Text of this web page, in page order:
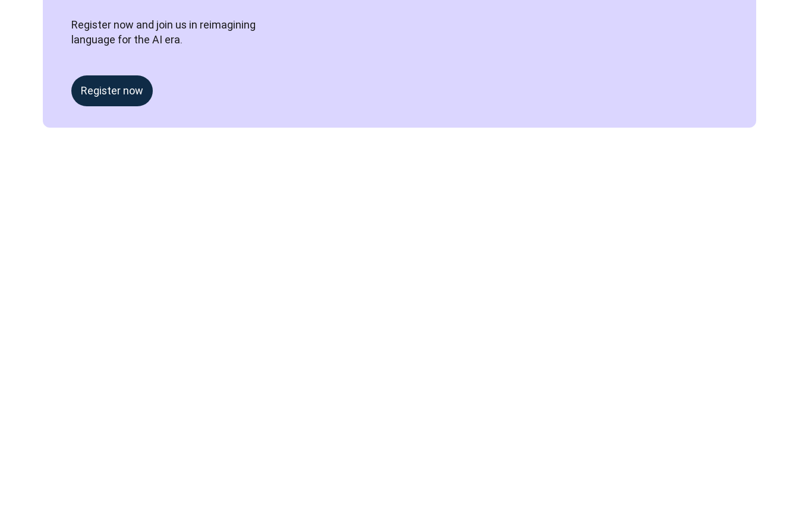
Register now and join us in reimagining
language for the AI era.
Register now